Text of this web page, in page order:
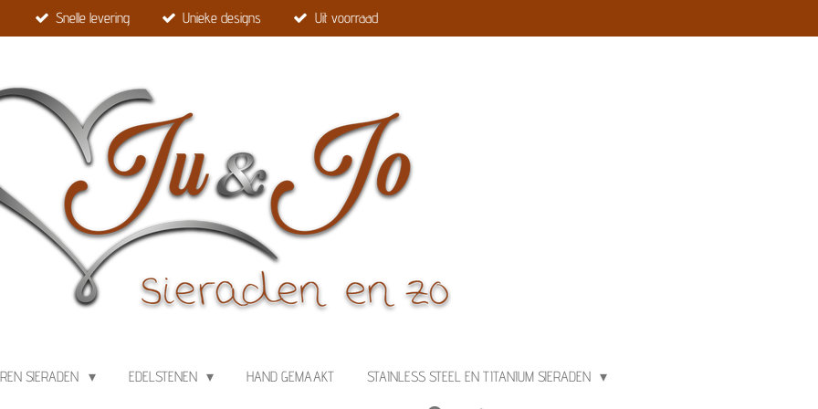
Snelle levering Unieke designs Uit voorraad
SIERADEN EDELSTENEN HAND GEMAAKT STAINLESS STEEL EN TITANIUM SIERADEN